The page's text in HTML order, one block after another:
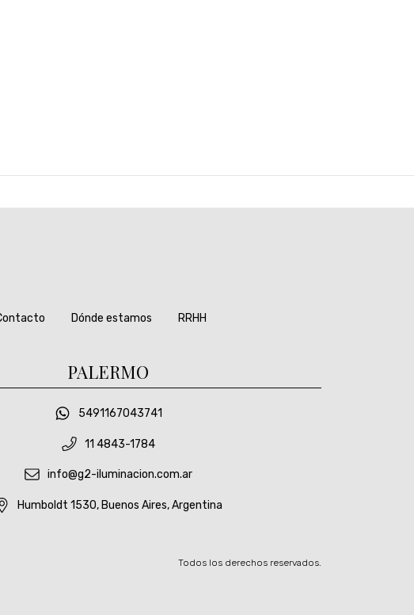
Dónde estamos RRHH
PALERMO
5491167043741
11 4843-1784
info@g2-iluminacion.com.ar
Humboldt 1530, Buenos Aires, Argentina
Todos los derechos reservados.